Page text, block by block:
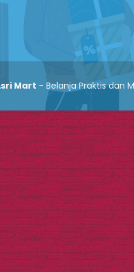
Mart - Belanja Praktis dan